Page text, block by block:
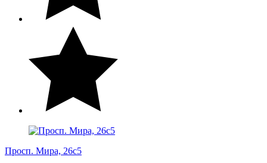
Просп. Мира, 26с5